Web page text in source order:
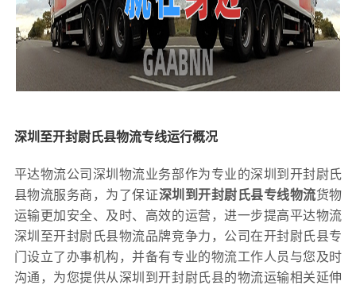
深圳至开封尉氏县物流专线运行概况
平达物流公司深圳物流业务部作为专业的深圳到开封尉氏
县物流服务商，为了保证深圳到开封尉氏县专线物流货物
运输更加安全、及时、高效的运营，进一步提高平达物流
深圳至开封尉氏县物流品牌竞争力，公司在开封尉氏县专
门设立了办事机构，并备有专业的物流工作人员与您及时
沟通，为您提供从深圳到开封尉氏县的物流运输相关延伸